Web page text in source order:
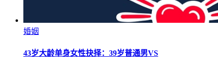
婚姻
43岁大龄单身女性抉择：39岁普通男VS